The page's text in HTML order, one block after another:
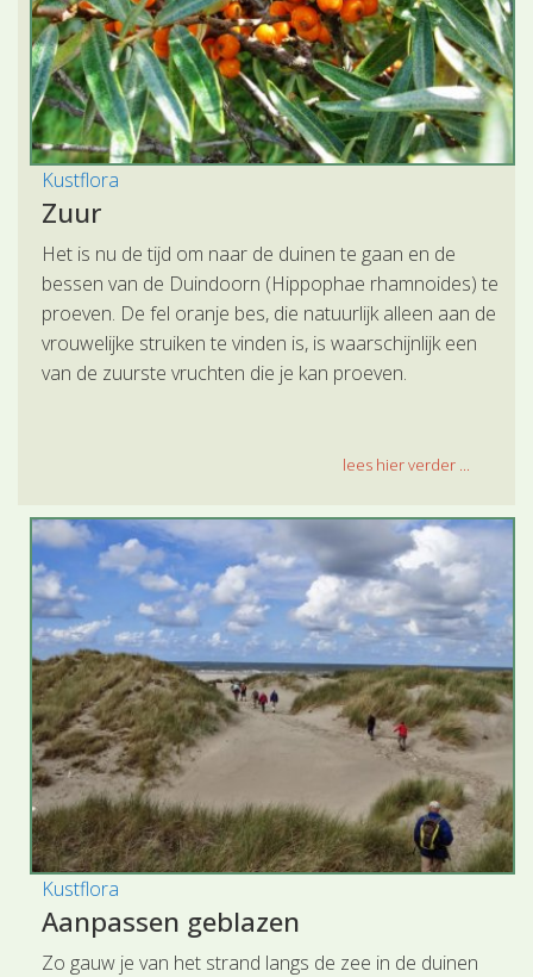
Kustflora
Zuur
Het is nu de tijd om naar de duinen te gaan en de
bessen van de Duindoorn (Hippophae rhamnoides) te
proeven. De fel oranje bes, die natuurlijk alleen aan de
vrouwelijke struiken te vinden is, is waarschijnlijk een
van de zuurste vruchten die je kan proeven.
lees hier verder ...
Kustflora
Aanpassen geblazen
Zo gauw je van het strand langs de zee in de duinen